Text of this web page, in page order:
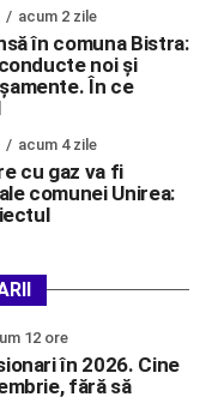
acum 2 zile
în comuna Bistra:
noi și
În ce
acum 4 zile
cu gaz va fi
comunei Unirea:
12 ore
în 2026. Cine
fără să